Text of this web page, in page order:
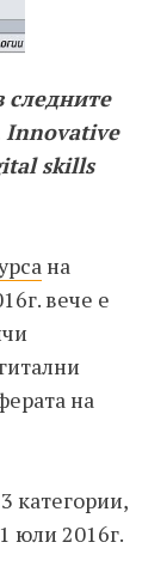
следните
Innovative
skills
на
вече е
на
категории,
юли 2016г.